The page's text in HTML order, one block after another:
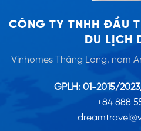
CÔNG TY TNHH ĐẦU
DU LỊCH
Vinhomes Thăng Long, nam
GPLH: 01-2015/
+84 888